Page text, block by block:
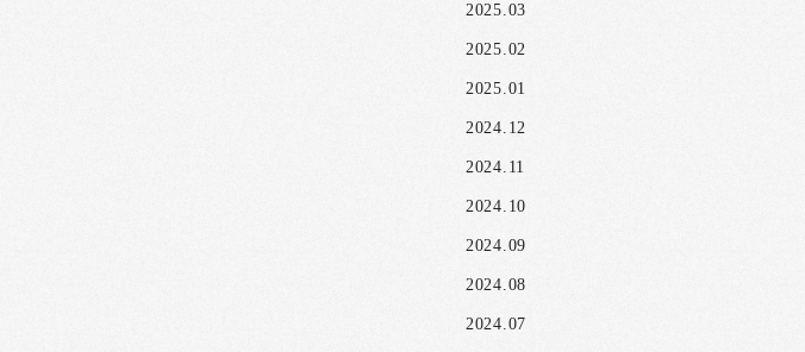
2025.03
2025.02
2025.01
2024.12
2024.11
2024.10
2024.09
2024.08
2024.07